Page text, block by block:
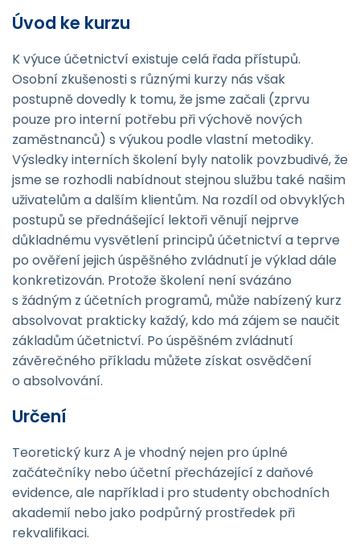
Úvod ke kurzu
K výuce účetnictví existuje celá řada přístupů.
Osobní zkušenosti s různými kurzy nás však
postupně dovedly k tomu, že jsme začali (zprvu
pouze pro interní potřebu při výchově nových
zaměstnanců) s výukou podle vlastní metodiky.
Výsledky interních školení byly natolik povzbudivé, že
jsme se rozhodli nabídnout stejnou službu také našim
uživatelům a dalším klientům. Na rozdíl od obvyklých
postupů se přednášející lektoři věnují nejprve
důkladnému vysvětlení principů účetnictví a teprve
po ověření jejich úspěšného zvládnutí je výklad dále
konkretizován. Protože školení není svázáno
s žádným z účetních programů, může nabízený kurz
absolvovat prakticky každý, kdo má zájem se naučit
základům účetnictví. Po úspěšném zvládnutí
závěrečného příkladu můžete získat osvědčení
o absolvování.
Určení
Teoretický kurz A je vhodný nejen pro úplné
začátečníky nebo účetní přecházející z daňové
evidence, ale například i pro studenty obchodních
akademií nebo jako podpůrný prostředek při
rekvalifikaci.